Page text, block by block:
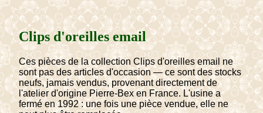
Clips d'oreilles email
Ces pièces de la collection Clips d'oreilles email ne
sont pas des articles d'occasion — ce sont des stocks
neufs, jamais vendus, provenant directement de
l'atelier d'origine Pierre-Bex en France. L'usine a
fermé en 1992 : une fois une pièce vendue, elle ne